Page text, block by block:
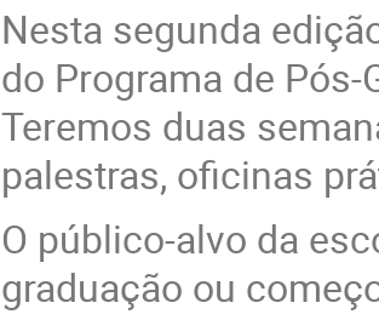
Nesta segunda
do Programa de Pós-
Teremos duas
palestras, oficinas
O público-alvo da
graduação ou